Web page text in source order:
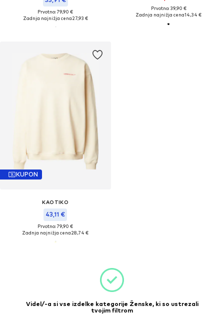
Prvotno: 79,90 €
Zadnja najnižja cena27,93 €
Prvotno: 39,90 €
Zadnja najnižja cena14,34 €
KUPON
KAOTIKO
43,11 €
Prvotno: 79,90 €
Zadnja najnižja cena28,74 €
Videl/-a si vse izdelke kategorije Ženske, ki so ustrezali
tvojim filtrom